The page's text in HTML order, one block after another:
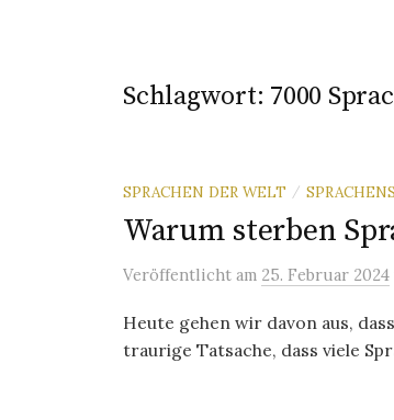
Schlagwort: 7000
SPRACHEN DER WELT /
Warum sterben
Veröffentlicht am 25. Februar 2024
Heute gehen wir davon aus,
traurige Tatsache, dass viele